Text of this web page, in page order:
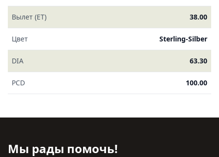
Вылет (ET) 38.00
Цвет Sterling-Silber
DIA 63.30
PCD 100.00
Мы рады помочь!